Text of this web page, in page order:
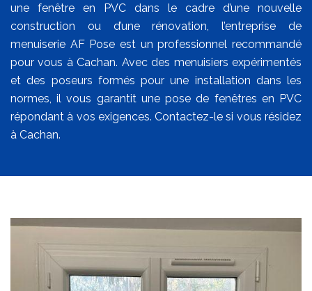
une fenêtre en PVC dans le cadre d’une nouvelle
construction ou d’une rénovation, l’entreprise de
menuiserie AF Pose est un professionnel recommandé
pour vous à Cachan. Avec des menuisiers expérimentés
et des poseurs formés pour une installation dans les
normes, il vous garantit une pose de fenêtres en PVC
répondant à vos exigences. Contactez-le si vous résidez
à Cachan.